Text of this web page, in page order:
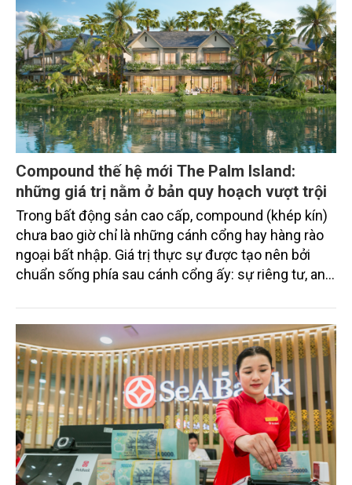
Compound thế hệ mới The Palm Island:
những giá trị nằm ở bản quy hoạch vượt trội
Trong bất động sản cao cấp, compound (khép kín)
chưa bao giờ chỉ là những cánh cổng hay hàng rào
ngoại bất nhập. Giá trị thực sự được tạo nên bởi
chuẩn sống phía sau cánh cổng ấy: sự riêng tư, an
vụ được thiết kế dành riêng cho họ.